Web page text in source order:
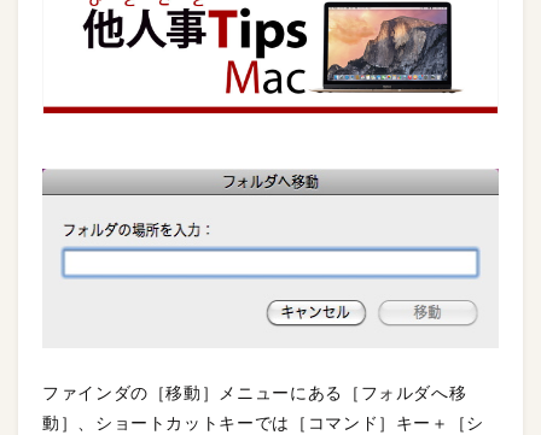
ファインダの［移動］メニューにある［フォルダへ移
動］、ショートカットキーでは［コマンド］キー＋［シ